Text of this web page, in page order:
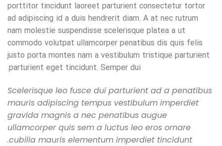
porttitor tincidunt laoreet parturient consectetur tortor
ad adipiscing id a duis hendrerit diam. A at nec rutrum
nam molestie suspendisse scelerisque platea a ut
commodo volutpat ullamcorper penatibus dis quis felis
justo porta montes nam a vestibulum tristique parturient
parturient eget tincidunt. Semper dui.
Scelerisque leo fusce dui parturient ad a penatibus
mauris adipiscing tempus vestibulum imperdiet
gravida magnis a nec penatibus augue
ullamcorper quis sem a luctus leo eros ornare
cubilia mauris elementum imperdiet tincidunt.